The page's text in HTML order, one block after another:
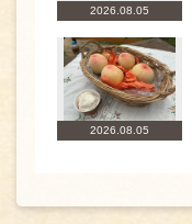
2026.08.05
2026.08.05